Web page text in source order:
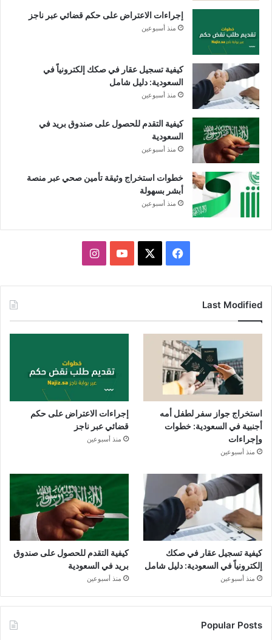
إجراءات الاعتراض على حكم قضائي عبر ناجز
منذ أسبوعين
كيفية تسجيل عقار في صكك إلكترونياً في
السعودية: دليل شامل
منذ أسبوعين
كيفية التقدم للحصول على صندوق بريد في
السعودية
منذ أسبوعين
خطوات استخراج وثيقة تأمين صحي عبر منصة
أبشر بسهولة
منذ أسبوعين
فيسبوك يوتيوبانستقرام
Last Modified
استخراج جواز سفر لطفل أمه
أجنبية في السعودية: خطوات
وإجراءات
منذ أسبوعين
إجراءات الاعتراض على حكم
قضائي عبر ناجز
منذ أسبوعين
كيفية تسجيل عقار في صكك
إلكترونياً في السعودية: دليل شامل
منذ أسبوعين
كيفية التقدم للحصول على صندوق
بريد في السعودية
منذ أسبوعين
Popular Posts